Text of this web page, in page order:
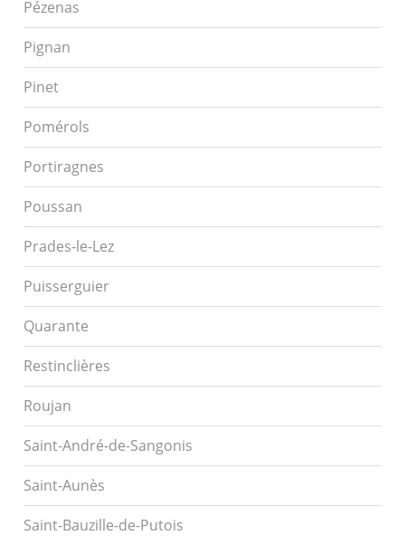
Pézenas
Pignan
Pinet
Pomérols
Portiragnes
Poussan
Prades-le-Lez
Puisserguier
Quarante
Restinclières
Roujan
Saint-André-de-Sangonis
Saint-Aunès
Saint-Bauzille-de-Putois